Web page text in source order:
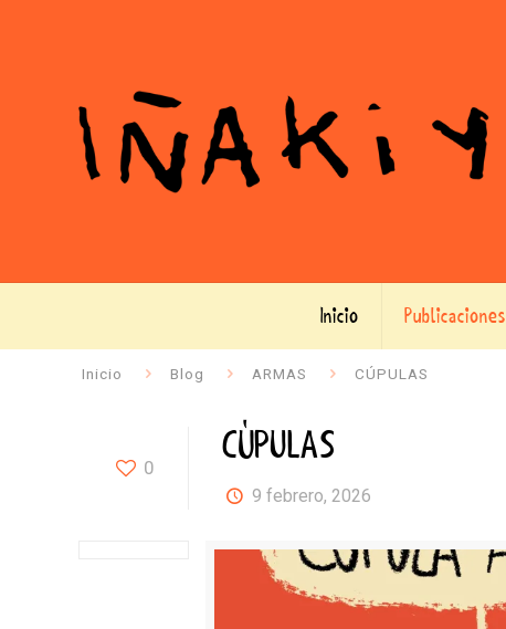
Inicio Publicaciones
Inicio Blog ARMAS CÚPULAS
0 CÚPULAS
9 febrero, 2026